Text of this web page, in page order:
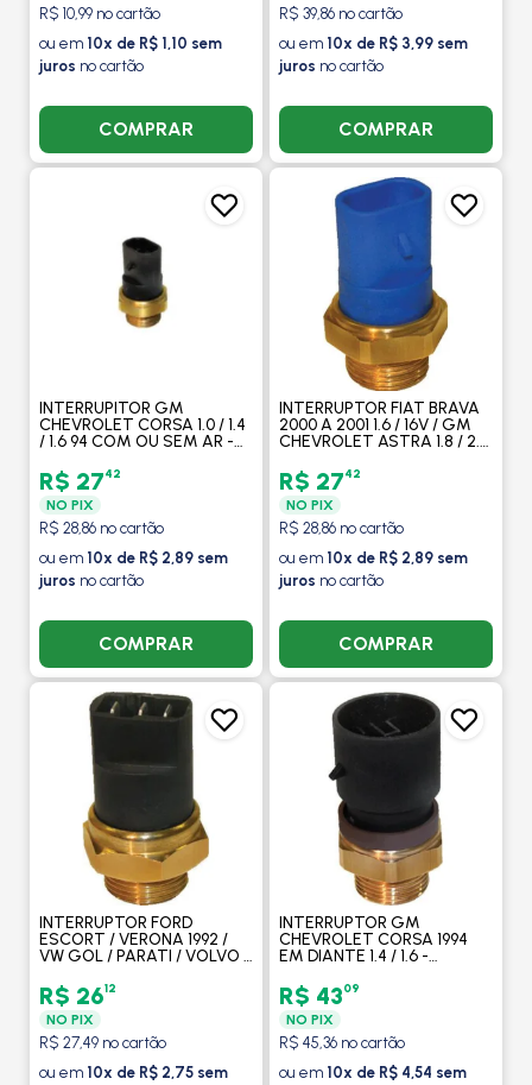
R$ 10,99 no cartão
ou em 10x de R$ 1,10 sem
juros no cartão
COMPRAR
R$ 39,86 no cartão
ou em 10x de R$ 3,99 sem
juros no cartão
COMPRAR
INTERRUPITOR GM
CHEVROLET CORSA 1.0 / 1.4
/ 1.6 94 COM OU SEM AR -
R$ 2742
NO PIX
R$ 28,86 no cartão
ou em 10x de R$ 2,89 sem
juros no cartão
COMPRAR
INTERRUPTOR FIAT BRAVA
2000 A 2001 1.6 / 16V / GM
CHEVROLET ASTRA 1.8 / 2.0
R$ 2742
NO PIX
R$ 28,86 no cartão
ou em 10x de R$ 2,89 sem
juros no cartão
COMPRAR
INTERRUPTOR FORD
ESCORT / VERONA 1992 /
VW GOL / PARATI / VOLVO -
R$ 2612
NO PIX
R$ 27,49 no cartão
ou em 10x de R$ 2,75 sem
INTERRUPTOR GM
CHEVROLET CORSA 1994
EM DIANTE 1.4 / 1.6 -
R$ 4309
NO PIX
R$ 45,36 no cartão
ou em 10x de R$ 4,54 sem